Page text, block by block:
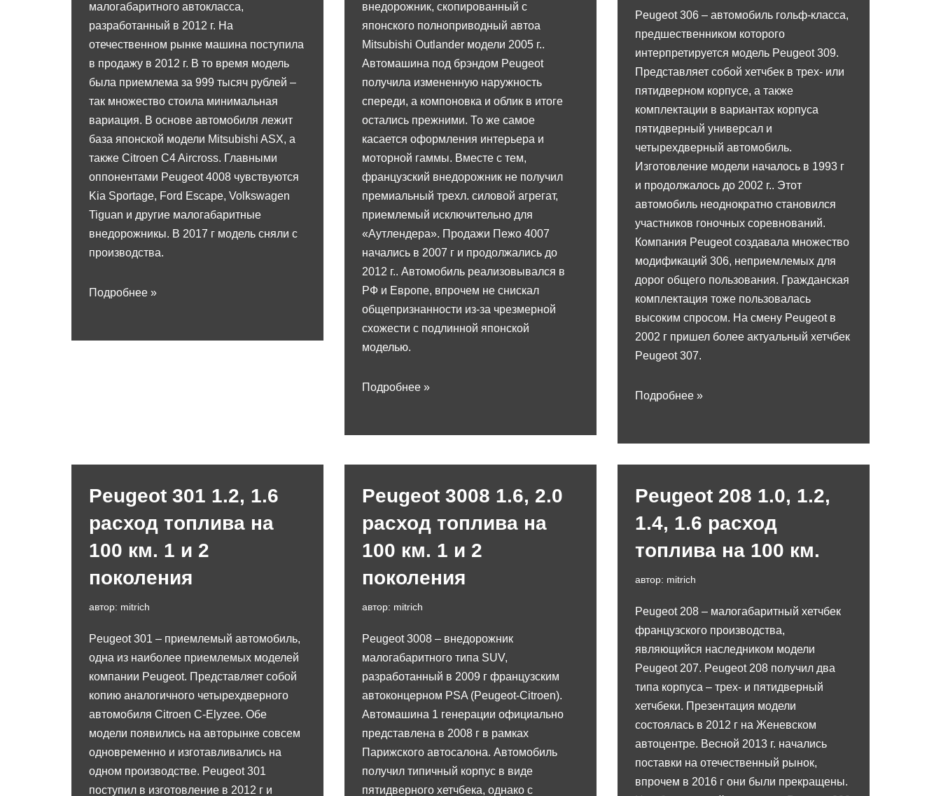
малогабаритного автокласса,
разработанный в 2012 г. На
отечественном рынке машина поступила
в продажу в 2012 г. В то время модель
была приемлема за 999 тысяч рублей –
так множество стоила минимальная
вариация. В основе автомобиля лежит
база японской модели Mitsubishi ASX, а
также Citroen C4 Aircross. Главными
оппонентами Peugeot 4008 чувствуются
Kia Sportage, Ford Escape, Volkswagen
Tiguan и другие малогабаритные
внедорожникы. В 2017 г модель сняли с
производства.
Подробнее »
внедорожник, скопированный с
японского полноприводный автоа
Mitsubishi Outlander модели 2005 г..
Автомашина под брэндом Peugeot
получила измененную наружность
спереди, а компоновка и облик в итоге
остались прежними. То же самое
касается оформления интерьера и
моторной гаммы. Вместе с тем,
французский внедорожник не получил
премиальный трехл. силовой агрегат,
приемлемый исключительно для
«Аутлендера». Продажи Пежо 4007
начались в 2007 г и продолжались до
2012 г.. Автомобиль реализовывался в
РФ и Европе, впрочем не снискал
общепризнанности из-за чрезмерной
схожести с подлинной японской
моделью.
Подробнее »
Peugeot 306 – автомобиль гольф-класса,
предшественником которого
интерпретируется модель Peugeot 309.
Представляет собой хетчбек в трех- или
пятидверном корпусе, а также
комплектации в вариантах корпуса
пятидверный универсал и
четырехдверный автомобиль.
Изготовление модели началось в 1993 г
и продолжалось до 2002 г.. Этот
автомобиль неоднократно становился
участников гоночных соревнований.
Компания Peugeot создавала множество
модификаций 306, неприемлемых для
дорог общего пользования. Гражданская
комплектация тоже пользовалась
высоким спросом. На смену Peugeot в
2002 г пришел более актуальный хетчбек
Peugeot 307.
Подробнее »
Peugeot 301 1.2, 1.6
расход топлива на
100 км. 1 и 2
поколения
автор: mitrich
Peugeot 301 – приемлемый автомобиль,
одна из наиболее приемлемых моделей
компании Peugeot. Представляет собой
копию аналогичного четырехдверного
автомобиля Citroen C-Elyzee. Обе
модели появились на авторынке совсем
одновременно и изготавливались на
одном производстве. Peugeot 301
поступил в изготовление в 2012 г и
Peugeot 3008 1.6, 2.0
расход топлива на
100 км. 1 и 2
поколения
автор: mitrich
Peugeot 3008 – внедорожник
малогабаритного типа SUV,
разработанный в 2009 г французским
автоконцерном PSA (Peugeot-Citroen).
Автомашина 1 генерации официально
представлена в 2008 г в рамках
Парижского автосалона. Автомобиль
получил типичный корпус в виде
пятидверного хетчбека, однако с
Peugeot 208 1.0, 1.2,
1.4, 1.6 расход
топлива на 100 км.
автор: mitrich
Peugeot 208 – малогабаритный хетчбек
французского производства,
являющийся наследником модели
Peugeot 207. Peugeot 208 получил два
типа корпуса – трех- и пятидверный
хетчбеки. Презентация модели
состоялась в 2012 г на Женевском
автоцентре. Весной 2013 г. начались
поставки на отечественный рынок,
впрочем в 2016 г они были прекращены.